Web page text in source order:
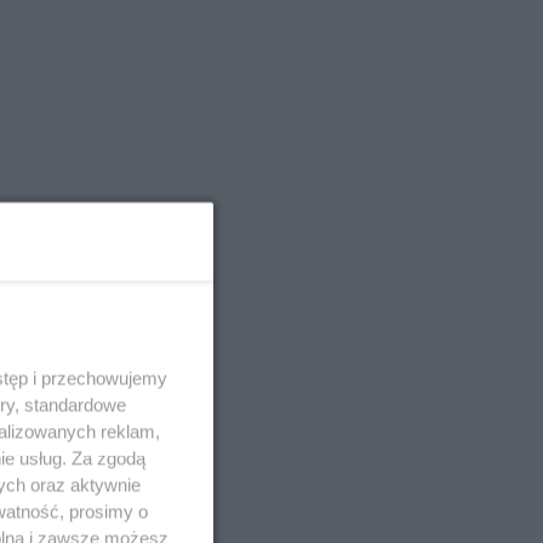
i przechowujemy
standardowe
reklam,
usług. Za zgodą
oraz aktywnie
prosimy o
i zawsze możesz